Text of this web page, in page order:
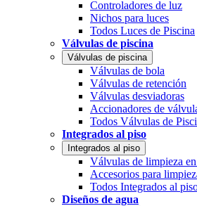
Controladores de luz
Nichos para luces
Todos Luces de Piscina
Válvulas de piscina
Válvulas de piscina
Válvulas de bola
Válvulas de retención
Válvulas desviadoras
Accionadores de
Todos Válvulas de
Integrados al piso
Integrados al piso
Válvulas de limpieza
Accesorios para
Todos Integrados al
Diseños de agua